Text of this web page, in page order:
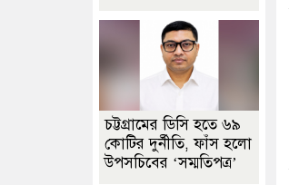
চট্টগ্রামের ডিসি হতে ৬৯
কোটির দুর্নীতি, ফাঁস হলো
উপসচিবের ‘সম্মতিপত্র’